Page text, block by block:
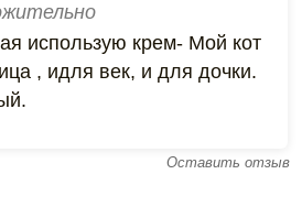
использую крем- Мой кот
, идля век, и для дочки.
Оставить отзыв